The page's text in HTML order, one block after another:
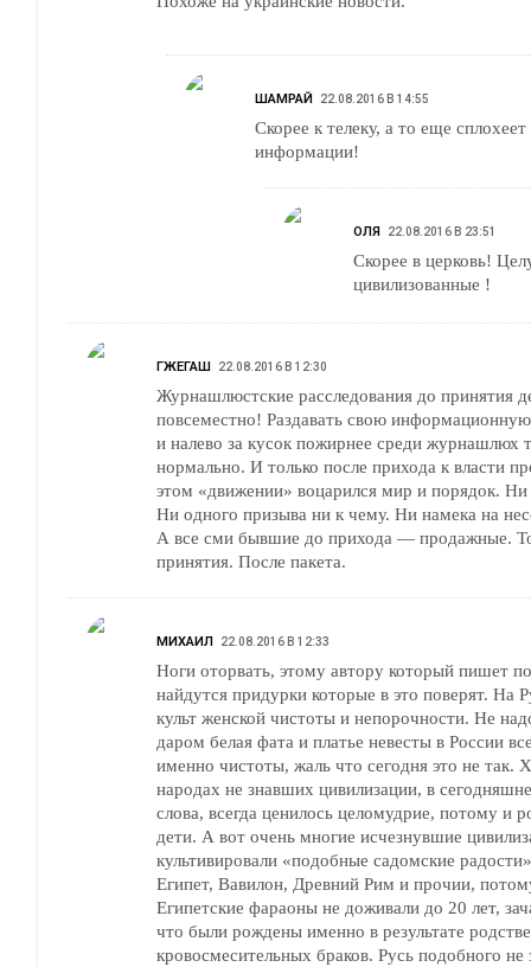
ШАМРАЙ 22.08.2016 В 14:55
Скорее к телеку, а то еще
информации!
ОЛЯ 22.08.2016 В 23:51
Скорее в церковь!
цивилизованные !
ГЖЕГАШ 22.08.2016 В 12:30
Журнашлюстские расследования до принятия
повсеместно! Раздавать свою информационную
и налево за кусок пожирнее среди журнашлюх
нормально. И только после прихода к власти
этом «движении» воцарился мир и порядок. Ни
Ни одного призыва ни к чему. Ни намека на
А все сми бывшие до прихода — продажные.
принятия. После пакета.
МИХАИЛ 22.08.2016 В 12:33
Ноги оторвать, этому автору который пишет
найдутся придурки которые в это поверят. На Руси с покон веку был
культ женской чистоты и непорочности. Не
даром белая фата и платье невесты в России
именно чистоты, жаль что сегодня это не так.
народах не знавших цивилизации, в сегодняшнем понимании этого
слова, всегда ценилось целомудрие, потому и
дети. А вот очень многие исчезнувшие цивилизации как раз и
культивировали «подобные садомские радости», такие как Древний
Египет, Вавилон, Древний Рим и прочии, потому и сгинули в небытие.
Египетские фараоны не доживали до 20 лет,
что были рождены именно в результате
кровосмесительных браков. Русь подобного не